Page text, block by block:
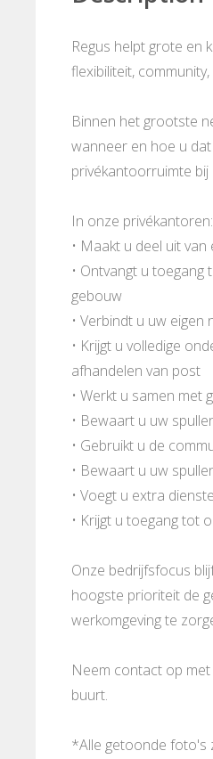
Regus helpt grote en
flexibiliteit,
Binnen het grootste
wanneer en hoe u
privékantoorruimte bij
In onze privékantoren:
• Maakt u deel uit
• Ontvangt u
gebouw
• Verbindt u uw
• Krijgt u volledige
afhandelen van post
• Werkt u samen met
• Bewaart u uw
• Gebruikt u de
• Bewaart u uw
• Voegt u extra
• Krijgt u toegang tot
Onze bedrijfsfocus
hoogste prioriteit de
werkomgeving te
Neem contact op
buurt.
*Alle getoonde foto's